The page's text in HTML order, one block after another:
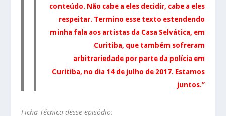
conteúdo. Não cabe a eles decidir, cabe a eles
respeitar. Termino esse texto estendendo
minha fala aos artistas da Casa Selvática, em
Curitiba, que também sofreram
arbitrariedade por parte da polícia em
Curitiba, no dia 14 de julho de 2017. Estamos
juntos.”
Ficha Técnica desse episódio: